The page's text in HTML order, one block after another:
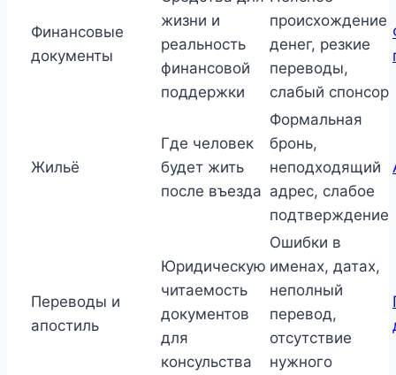
Финансовые
документы
жизни и
реальность
финансовой
поддержки
происхождение
денег, резкие
переводы,
слабый спонсор
Жильё
Где человек
будет жить
после въезда
Формальная
бронь,
неподходящий
адрес, слабое
подтверждение
Переводы и
апостиль
Юридическую
читаемость
документов
для
консульства
Ошибки в
именах, датах,
неполный
перевод,
отсутствие
нужного